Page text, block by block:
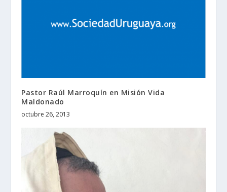
Pastor Raúl Marroquín en Misión Vida
Maldonado
octubre 26, 2013